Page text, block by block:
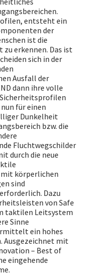
entsteht ein
der
ist die
erkennen. Das ist
sich in der
Ausfall der
dann ihre volle
für einen
Dunkelheit
bzw. die
Fluchtwegschilder
durch die neue
mit körperlichen
sind
Dazu
von Safe
taktilen Leitsystem
Sinne
ein hohes
Ausgezeichnet mit
– Best of
eingehende